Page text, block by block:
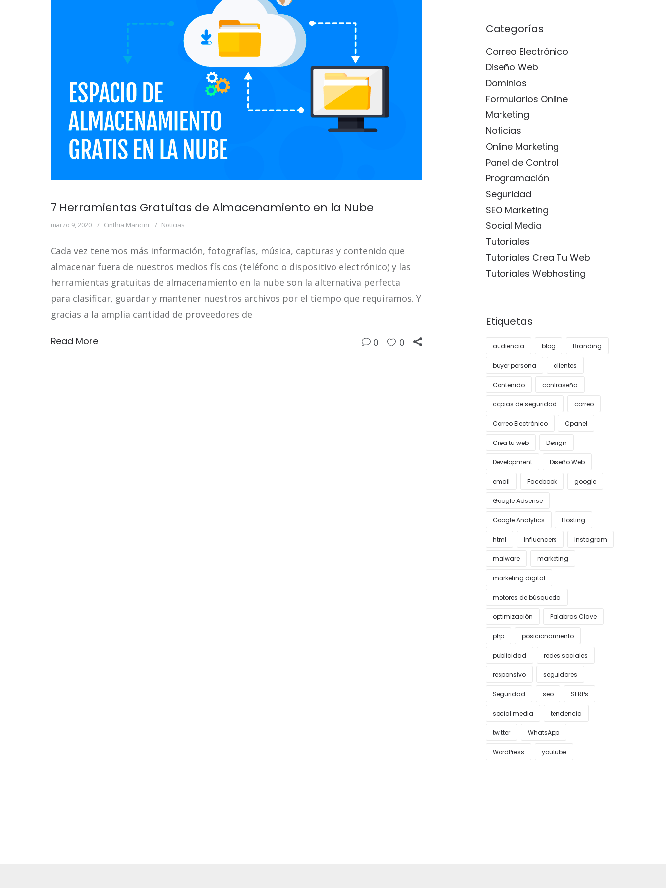
7 Herramientas Gratuitas de Almacenamiento en la Nube
marzo 9, 2020 Cinthia Mancini Noticias
Cada vez tenemos más información, fotografías, música, capturas y contenido que
almacenar fuera de nuestros medios físicos (teléfono o dispositivo electrónico) y las
herramientas gratuitas de almacenamiento en la nube son la alternativa perfecta
para clasificar, guardar y mantener nuestros archivos por el tiempo que requiramos. Y
gracias a la amplia cantidad de proveedores de
Read More 0 0
Categorías
Correo Electrónico
Diseño Web
Dominios
Formularios Online
Marketing
Noticias
Online Marketing
Panel de Control
Programación
Seguridad
SEO Marketing
Social Media
Tutoriales
Tutoriales Crea Tu Web
Tutoriales Webhosting
Etiquetas
audiencia blog Branding
buyer persona clientes
Contenido contraseña
copias de seguridad correo
Correo Electrónico Cpanel
Crea tu web Design
Development Diseño Web
email Facebook google
Google Adsense
Google Analytics Hosting
html Influencers Instagram
malware marketing
marketing digital
motores de búsqueda
optimización Palabras Clave
php posicionamiento
publicidad redes sociales
responsivo seguidores
Seguridad seo SERPs
social media tendencia
twitter WhatsApp
WordPress youtube